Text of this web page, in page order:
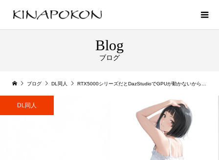
Blog
ブログ
ブログ DL同人 RTX5000シリーズだとDazStudioでGPUが動かないからDL同人が作れない問題
DL同人